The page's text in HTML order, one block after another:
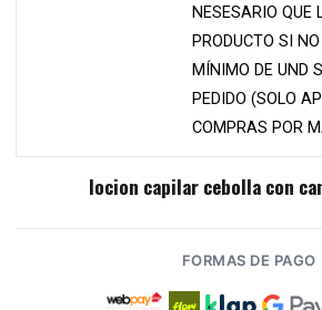
NESESARIO QUE
PRODUCTO SI
MÍNIMO DE UND
PEDIDO (SOLO
COMPRAS POR
locion capilar cebolla con
FORMAS DE PAGO